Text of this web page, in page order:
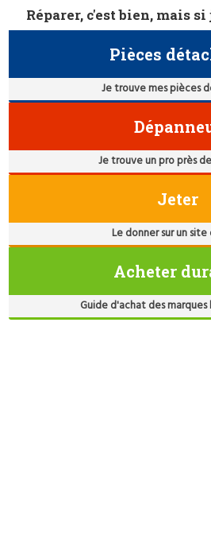
Réparer, c'est bien, mais
Pièces
Je trouve mes pièces
Je trouve un pro près
Jeter
Le donner sur un
Acheter
Guide d'achat des marques